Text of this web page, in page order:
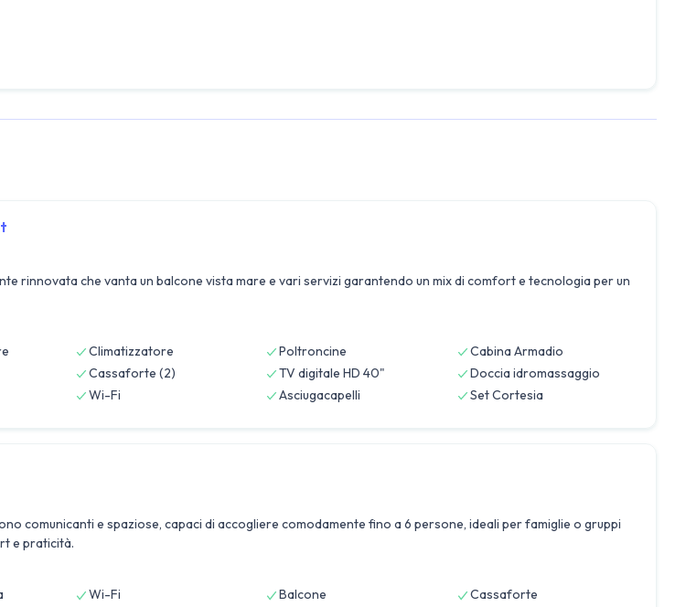
rinnovata che vanta un balcone vista mare e vari servizi garantendo un mix di comfort e tecnologia per un
Climatizzatore Poltroncine
Cabina Armadio
Cassaforte (2) TV digitale HD 40"
Doccia idromassaggio
Wi-Fi Asciugacapelli Set Cortesia
comunicanti e spaziose, capaci di accogliere comodamente fino a 6 persone, ideali per famiglie o gruppi
e praticità.
Wi-Fi Balcone
Cassaforte